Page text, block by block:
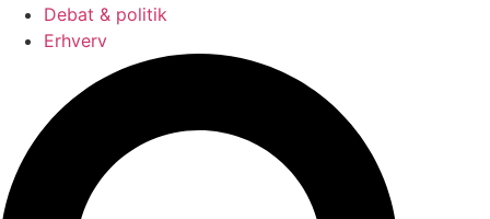
Debat & politik
Erhverv